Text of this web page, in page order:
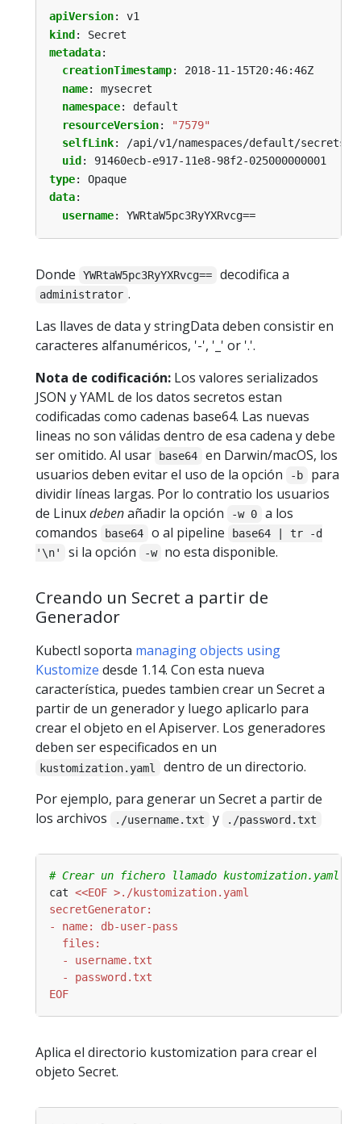
apiVersion:
v1
kind :
Secret
metadata:
creationTimestamp:
2018-11-15T20:46:46Z
name:
mysecret
namespace:
default
resourceVersion:
"7579"
selfLink:
/api/v1/namespaces/default/secrets/
uid :
91460ecb-e917-11e8-98f2-025000000001
type:
Opaque
data:
username: YWRtaW5pc3RyYXRvcg==
Donde YWRtaW5pc3RyYXRvcg== decodifica a
administrator .
Las llaves de data y stringData deben consistir en
caracteres alfanuméricos, '-', '_' or '.'.
Nota de codificación: Los valores serializados
JSON y YAML de los datos secretos estan
codificadas como cadenas base64. Las nuevas
lineas no son válidas dentro de esa cadena y debe
ser omitido. Al usar
base64
en Darwin/macOS, los
usuarios deben evitar el uso de la opción
-b
para
dividir líneas largas. Por lo contratio los usuarios
de Linuxdebenañadir la opción -w 0
a los
comandos
base64 o al pipeline
base64 | tr -d
'\n'
si la opción -w no esta disponible.
Creando un Secret a partir de
Generador
Kubectl soporta managing objects using
Kustomize desde 1.14. Con esta nueva
característica, puedes tambien crear un Secret a
partir de un generador y luego aplicarlo para
crear el objeto en el Apiserver. Los generadores
deben ser especificados en un
kustomization.yaml
dentro de un directorio.
Por ejemplo, para generar un Secret a partir de
los archivos
./username.txt y ./password.txt
# Crear un fichero llamado kustomization.yaml
cat
EOF
Aplica el directorio kustomization para crear el
objeto Secret.